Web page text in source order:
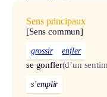
Sens principaux
[Sens commun]
grossir enfler
se gonfler(d’un
s’emplir